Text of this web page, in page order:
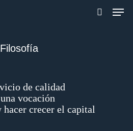
Menu
Filosofía
de calidad
vocación
hacer crecer el capital